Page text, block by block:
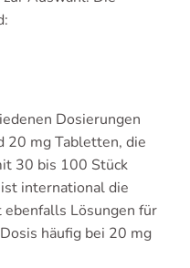
Dosierungen
20 mg Tabletten, die
30 bis 100 Stück
international die
Lösungen für
häufig bei 20 mg